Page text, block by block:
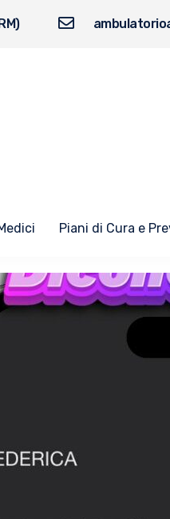
Piani di Cura e